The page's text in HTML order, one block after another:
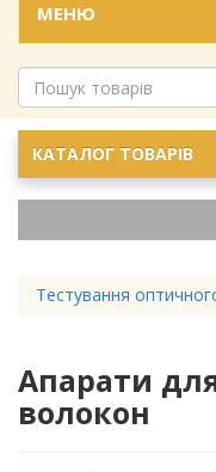
МЕНЮ
КАТАЛОГ ТОВАРІВ
Тестування
Апарати
волокон